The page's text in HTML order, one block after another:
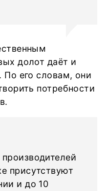
долот даёт и
По его словам, они
потребности
присутствуют
и до 10